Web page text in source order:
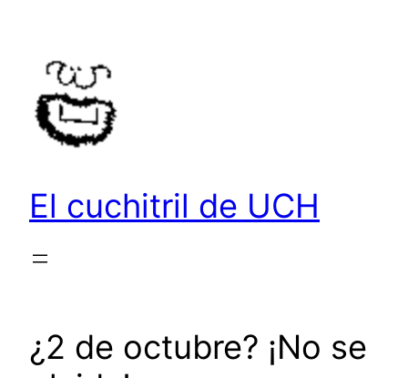
contenido
El cuchitril de UCH
¿2 de octubre? ¡No se